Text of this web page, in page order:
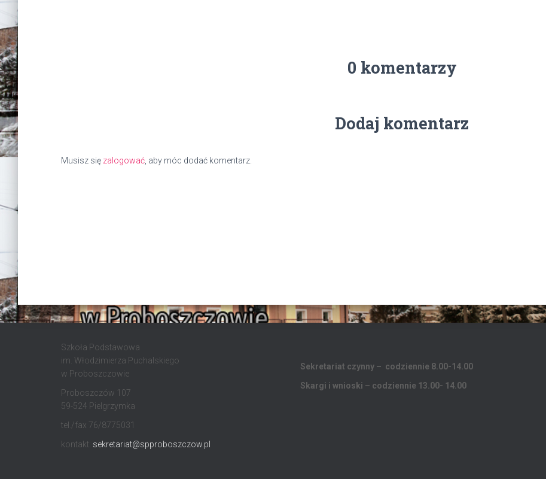
0 komentarzy
Dodaj komentarz
Musisz się zalogować , aby móc dodać komentarz.
Szkoła Podstawowa
im. Włodzimierza Puchalskiego
w Proboszczowie
Proboszczów 107
59-524 Pielgrzymka
tel./fax 76/8775031
kontakt: sekretariat@spproboszczow.pl
Sekretariat czynny – codziennie 8.00-14.00
Skargi i wnioski – codziennie 13.00- 14.00